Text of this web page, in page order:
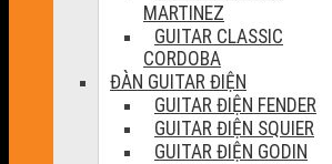
MARTINEZ
GUITAR CLASSIC
CORDOBA
ĐÀN GUITAR ĐIỆN
GUITAR ĐIỆN FENDER
GUITAR ĐIỆN SQUIER
GUITAR ĐIỆN GODIN